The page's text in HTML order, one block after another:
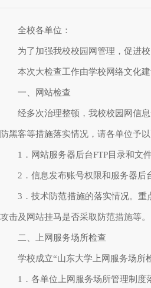
全校各单位：
为了加强我校校园网管理，促进
本次大检查工作由学校网络文化
一、网站检查
经多次治理整顿，我校校园网信
防黑客等措施落实情况，请各单位予
1．网站服务器后台FTP目录和文
2．信息发布账号权限和服务器后
3．技术防范措施的落实情况。
攻击及网站挂马是否采取防范措施等。
二、上网服务场所检查
学校成立“山东大学上网服务场所
1．各单位上网服务场所管理制度